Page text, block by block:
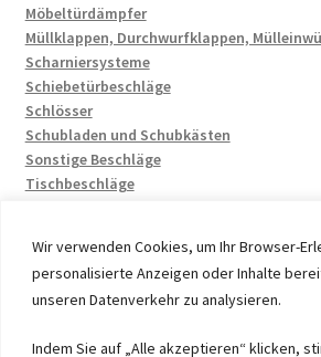
Wir verwenden Cookies, um Ihr Browser-
personalisierte Anzeigen oder Inhalte
unseren Datenverkehr zu analysieren.
Indem Sie auf „Alle akzeptieren“ klicken,
Möbeltürdämpfer
Müllklappen, Durchwurfklappen,
Scharniersysteme
Schiebetürbeschläge
Schlösser
Schubladen und Schubkästen
Sonstige Beschläge
Tischbeschläge
© 2026 by UMAXO Germany, member of